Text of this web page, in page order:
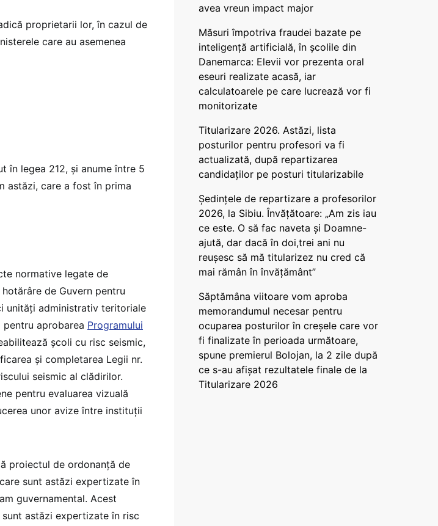
proprietarii lor, în cazul de
care au asemenea
în legea 212, și anume între 5
astăzi, care a fost în prima
normative legate de
de Guvern pentru
unități administrativ teritoriale
aprobarea Programului
școli cu risc seismic,
și completarea Legii nr.
seismic al clădirilor.
pentru evaluarea vizuală
unor avize între instituții
proiectul de ordonanță de
sunt astăzi expertizate în
guvernamental. Acest
astăzi expertizate în risc
avea vreun impact major
Măsuri împotriva fraudei bazate pe
inteligență artificială, în școlile din
Danemarca: Elevii vor prezenta oral
eseuri realizate acasă, iar
calculatoarele pe care lucrează vor fi
monitorizate
Titularizare 2026. Astăzi, lista
posturilor pentru profesori va fi
actualizată, după repartizarea
candidaților pe posturi titularizabile
Ședințele de repartizare a profesorilor
2026, la Sibiu. Învățătoare: „Am zis iau
ce este. O să fac naveta și Doamne-
ajută, dar dacă în doi,trei ani nu
reușesc să mă titularizez nu cred că
mai rămân în învățământ”
Săptămâna viitoare vom aproba
memorandumul necesar pentru
ocuparea posturilor în creșele care vor
fi finalizate în perioada următoare,
spune premierul Bolojan, la 2 zile după
ce s-au afișat rezultatele finale de la
Titularizare 2026